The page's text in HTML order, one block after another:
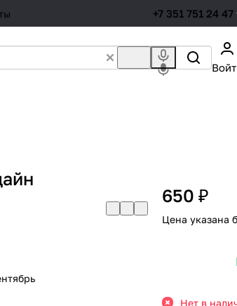
+7 351 751 24 47
650 ₽
Цена указана
Нет в